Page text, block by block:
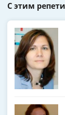
С этим